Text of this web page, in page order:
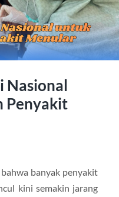
Nasional
Penyakit
banyak penyakit
kini semakin jarang